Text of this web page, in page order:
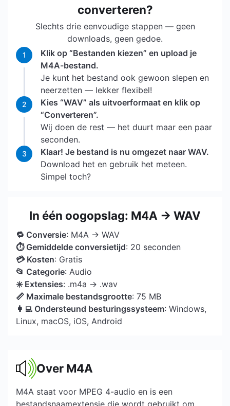
converteren?
Slechts drie eenvoudige stappen — geen
downloads, geen gedoe.
1
Klik op “Bestanden kiezen” en upload je
M4A-bestand.
Je kunt het bestand ook gewoon slepen en
neerzetten — lekker flexibel!
2
Kies “WAV” als uitvoerformaat en klik op
“Converteren”.
Wij doen de rest — het duurt maar een paar
seconden.
3
Klaar! Je bestand is nu omgezet naar WAV.
Download het en gebruik het meteen.
Simpel toch?
In één oogopslag: M4A → WAV
🔁 Conversie: M4A → WAV
⏱ Gemiddelde conversietijd: 20 seconden
💳 Kosten: Gratis
📂 Categorie: Audio
✳️ Extensies: .m4a → .wav
📏 Maximale bestandsgrootte: 75 MB
👩‍💻 Ondersteund besturingssysteem: Windows,
Linux, macOS, iOS, Android
Over M4A
M4A staat voor MPEG 4-audio en is een
bestandsnaamextensie die wordt gebruikt om